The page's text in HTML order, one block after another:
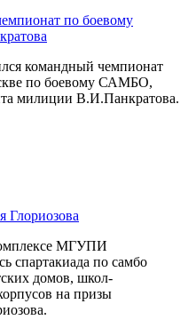
по боевому
командный чемпионат
по боевому САМБО,
милиции В.И.Панкратова.
Глориозова
МГУПИ
спартакиада по самбо
домов, школ-
на призы